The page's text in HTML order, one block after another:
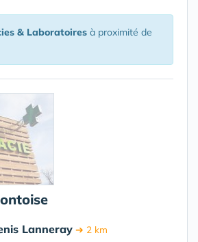
& Laboratoires à proximité de
Lanneray ➔ 2 km